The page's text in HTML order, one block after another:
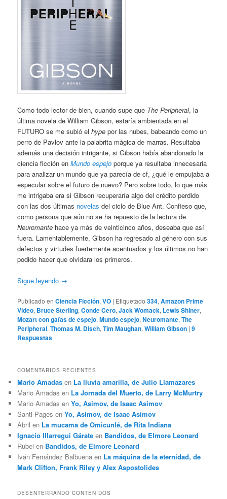
Como todo lector de bien, cuando supe que The Peripheral, la
última novela de William Gibson, estaría ambientada en el
FUTURO se me subió elhype por las nubes, babeando como un
perro de Pavlov ante la palabrita mágica de marras. Resultaba
además una decisión intrigante, si Gibson había abandonado la
ciencia ficción enMundo espejo porque ya resultaba innecesaria
para analizar un mundo que ya parecía de cf, ¿qué le empujaba a
especular sobre el futuro de nuevo? Pero sobre todo, lo que más
me intrigaba era si Gibson recuperaría algo del crédito perdido
con las dos últimas novelas del ciclo de Blue Ant. Confieso que,
como persona que aún no se ha repuesto de la lectura de
Neuromante hace ya más de veinticinco años, deseaba que así
fuera. Lamentablemente, Gibson ha regresado al género con sus
defectos y virtudes fuertemente acentuados y los últimos no han
podido hacer que olvidara los primeros.
Sigue leyendo →
Publicado en Ciencia Ficción,VO | Etiquetado 334,Amazon Prime
Video, Bruce Sterling,Conde Cero,Jack Womack, Lewis Shiner,
Mozart con gafas de espejo,Mundo espejo,Neuromante,The
Peripheral,Thomas M. Disch,Tim Maughan,William Gibson |9
Respuestas
COMENTARIOS RECIENTES
Mario Amadas en La lluvia amarilla, de Julio Llamazares
Mario Amadas en La Jornada del Muerto, de Larry McMurtry
Mario Amadas enYo, Asimov, de Isaac Asimov
Santi Pages enYo, Asimov, de Isaac Asimov
Abril en La mucama de Omicunlé, de Rita Indiana
Ignacio Illarregui Gárate en Bandidos, de Elmore Leonard
Rubel en Bandidos, de Elmore Leonard
Iván Fernández Balbuena en La máquina de la eternidad, de
Mark Clifton, Frank Riley y Alex Aspostolides
DESENTERRANDO CONTENIDOS